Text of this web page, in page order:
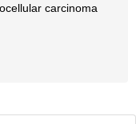
carcinoma